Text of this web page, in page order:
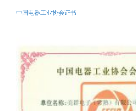
中国电器工业协会证书